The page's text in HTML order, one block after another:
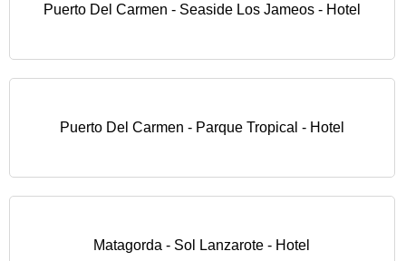
Puerto Del Carmen - Seaside Los Jameos - Hotel
Puerto Del Carmen - Parque Tropical - Hotel
Matagorda - Sol Lanzarote - Hotel